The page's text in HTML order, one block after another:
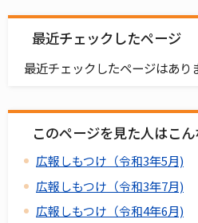
最近チェックしたページ
最近チェックしたページはあり
このページを見た人はこ
広報しもつけ（令和3年5月)
広報しもつけ（令和3年7月)
広報しもつけ（令和4年6月)